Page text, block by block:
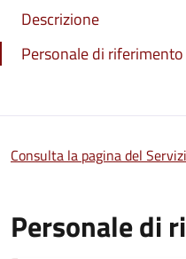
Descrizione
Personale di riferimento
Consulta la pagina del
Personale di